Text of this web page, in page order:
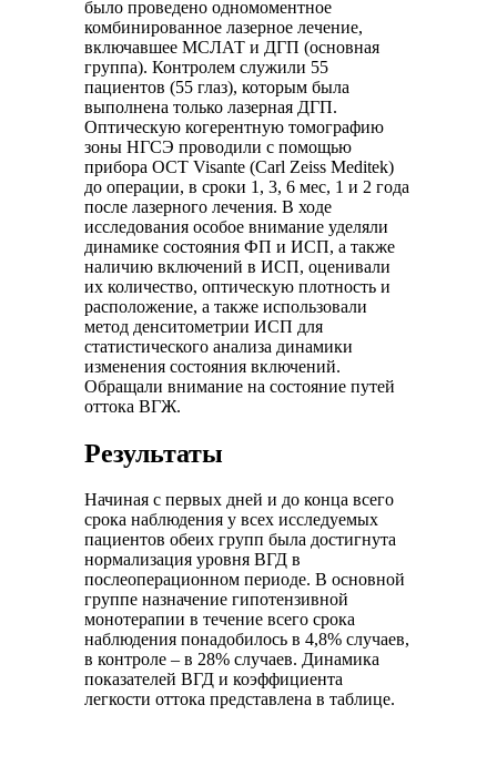
было проведено одномоментное
комбинированное лазерное лечение,
включавшее МСЛАТ и ДГП (основная
группа). Контролем служили 55
пациентов (55 глаз), которым была
выполнена только лазерная ДГП.
Оптическую когерентную томографию
зоны НГСЭ проводили с помощью
прибора OCT Visante (Carl Zeiss Meditek)
до операции, в сроки 1, 3, 6 мес, 1 и 2 года
после лазерного лечения. В ходе
исследования особое внимание уделяли
динамике состояния ФП и ИСП, а также
наличию включений в ИСП, оценивали
их количество, оптическую плотность и
расположение, а также использовали
метод денситометрии ИСП для
статистического анализа динамики
изменения состояния включений.
Обращали внимание на состояние путей
оттока ВГЖ.
Результаты
Начиная с первых дней и до конца всего
срока наблюдения у всех исследуемых
пациентов обеих групп была достигнута
нормализация уровня ВГД в
послеоперационном периоде. В основной
группе назначение гипотензивной
монотерапии в течение всего срока
наблюдения понадобилось в 4,8% случаев,
в контроле – в 28% случаев. Динамика
показателей ВГД и коэффициента
легкости оттока представлена в таблице.